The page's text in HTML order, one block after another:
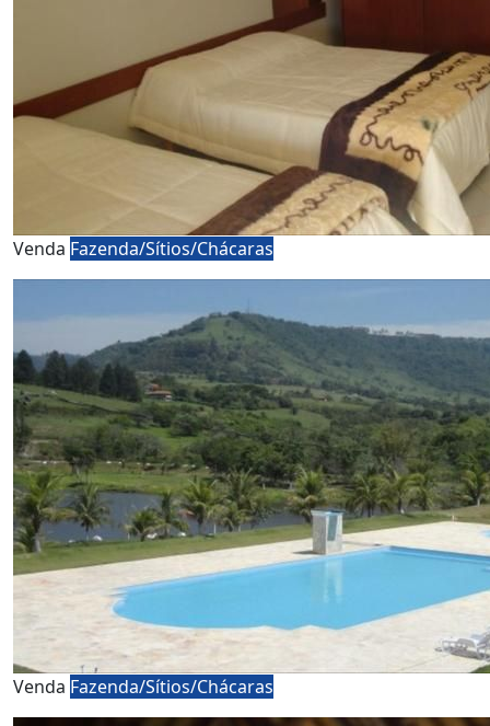
Venda Fazenda/Sítios/Chácaras
Venda Fazenda/Sítios/Chácaras